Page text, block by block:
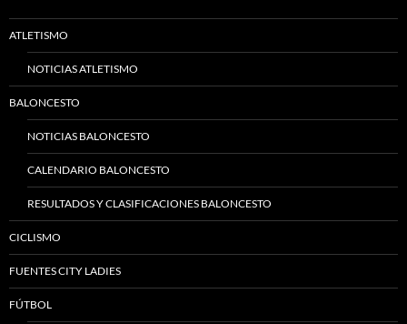
ATLETISMO
NOTICIAS ATLETISMO
BALONCESTO
NOTICIAS BALONCESTO
CALENDARIO BALONCESTO
RESULTADOS Y CLASIFICACIONES BALONCESTO
CICLISMO
FUENTES CITY LADIES
FÚTBOL